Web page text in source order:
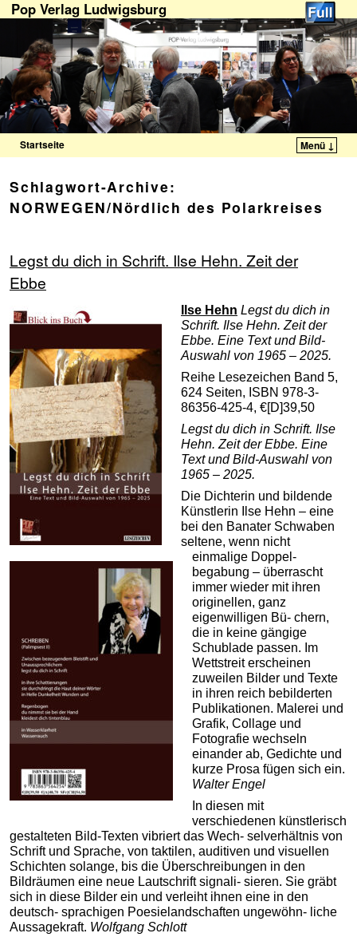
Pop Verlag Ludwigsburg
Startseite Menü ↓
Schlagwort-Archive:
NORWEGEN/Nördlich des Polarkreises
Legst du dich in Schrift. Ilse Hehn. Zeit der
Ebbe
Ilse Hehn Legst du dich in
Schrift. Ilse Hehn. Zeit der
Ebbe. Eine Text und Bild-
Auswahl von 1965 – 2025.
Reihe Lesezeichen Band 5,
624 Seiten, ISBN 978-3-
86356-425-4, €[D]39,50
Legst du dich in Schrift. Ilse
Hehn. Zeit der Ebbe. Eine
Text und Bild-Auswahl von
1965 – 2025.
Die Dichterin und bildende
Künstlerin Ilse Hehn – eine
bei den Banater Schwaben
seltene, wenn nicht
einmalige Doppel-
begabung – überrascht
immer wieder mit ihren
originellen, ganz
eigenwilligen Bü- chern,
die in keine gängige
Schublade passen. Im
Wettstreit erscheinen
zuweilen Bilder und Texte
in ihren reich bebilderten
Publikationen. Malerei und
Grafik, Collage und
Fotografie wechseln
einander ab, Gedichte und
kurze Prosa fügen sich ein.
Walter Engel
In diesen mit
verschiedenen künstlerisch
gestalteten Bild-Texten vibriert das Wech- selverhältnis von
Schrift und Sprache, von taktilen, auditiven und visuellen
Schichten solange, bis die Überschreibungen in den
Bildräumen eine neue Lautschrift signali- sieren. Sie gräbt
sich in diese Bilder ein und verleiht ihnen eine in den
deutsch- sprachigen Poesielandschaften ungewöhn- liche
Aussagekraft. Wolfgang Schlott